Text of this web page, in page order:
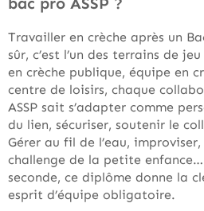
Travailler en crèche après un
sûr, c’est l’un des terrains de
en crèche publique, équipe en
centre de loisirs, chaque
ASSP sait s’adapter comme
du lien, sécuriser, soutenir le
Gérer au fil de l’eau,
challenge de la petite enfance…
seconde, ce diplôme donne la
esprit d’équipe obligatoire.